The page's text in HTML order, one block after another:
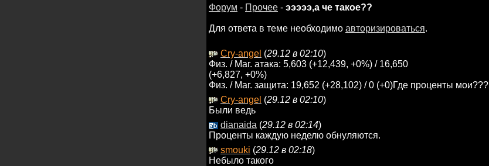
Форум - Прочее - эээээ,а че такое??
Для ответа в теме необходимо авторизироваться.
Cry-angel (29.12 в 02:10)
Физ. / Маг. атака: 5,603 (+12,439, +0%) / 16,650
(+6,827, +0%)
Физ. / Маг. защита: 19,652 (+28,102) / 0 (+0)Где проценты мои???
Cry-angel (29.12 в 02:10)
Были ведь
dianaida (29.12 в 02:14)
Проценты каждую неделю обнуляются.
smouki (29.12 в 02:18)
Небыло такого